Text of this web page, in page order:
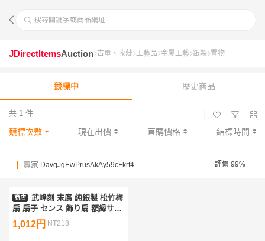
搜尋關鍵字或商品網址
JDirectItemsAuction 古董、收藏 工藝品 金屬工藝 銀製 置物
競標中 歷史商品
共 1 件
競標次數 現在出價 直購價格 結標時間
賣家 DavqJgEwPrusAkAy59cFkrf4mGHgb 評價 99%
商店
武峰刻 末廣 純銀製 松竹梅
扇 扇子 センス 飾り扇 額縁サイ
ズ 約41×33.5cm 銀細工 現状品
1,012円 NT218